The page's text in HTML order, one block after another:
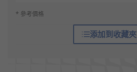
* 參考價格
添加到收藏夾